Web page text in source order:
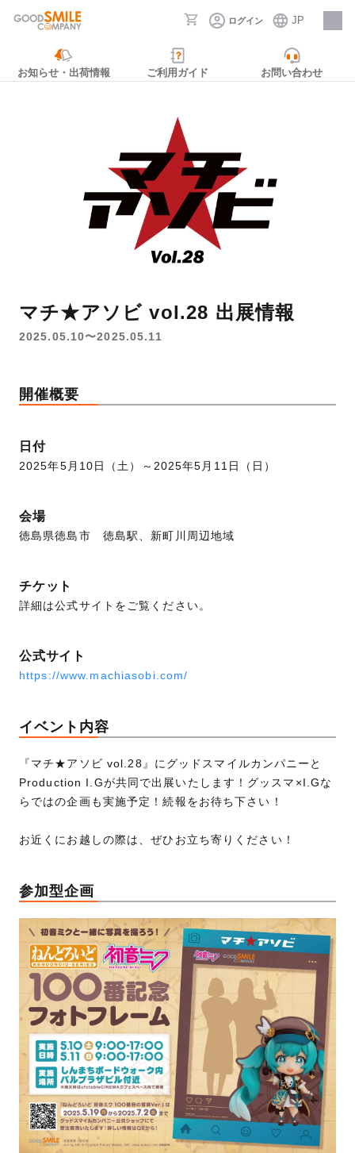
ログイン JP
採用情報
お知らせ・出荷情報 ご利用ガイド お問い合わせ
マチ★アソビ vol.28 出展情報
2025.05.10〜2025.05.11
開催概要
日付
2025年5月10日（土）～2025年5月11日（日）
会場
徳島県徳島市 徳島駅、新町川周辺地域
チケット
詳細は公式サイトをご覧ください。
公式サイト
https://www.machiasobi.com/
イベント内容
『マチ★アソビ vol.28』にグッドスマイルカンパニーと
Production I.Gが共同で出展いたします！グッスマ×I.Gな
らではの企画も実施予定！続報をお待ち下さい！
お近くにお越しの際は、ぜひお立ち寄りください！
参加型企画